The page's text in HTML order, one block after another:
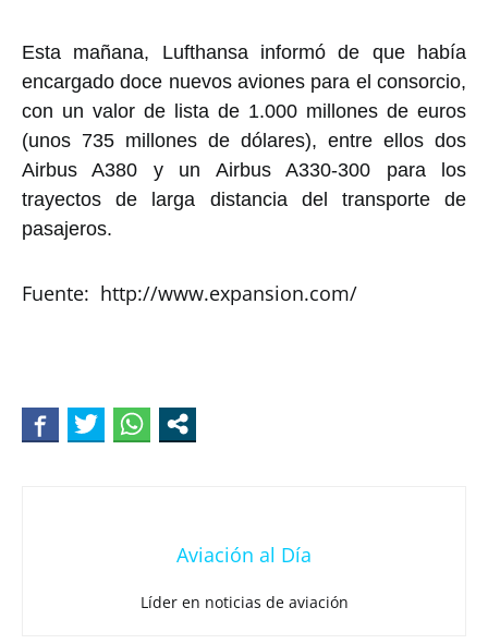
Esta mañana, Lufthansa informó de que había
encargado doce nuevos aviones para el consorcio,
con un valor de lista de 1.000 millones de euros
(unos 735 millones de dólares), entre ellos dos
Airbus A380 y un Airbus A330-300 para los
trayectos de larga distancia del transporte de
pasajeros.
Fuente: http://www.expansion.com/
Aviación al Día
Líder en noticias de aviación